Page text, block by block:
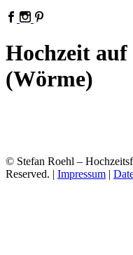
Hochzeit
(Wörme)
© Stefan Roehl –
Reserved. | Impressum |